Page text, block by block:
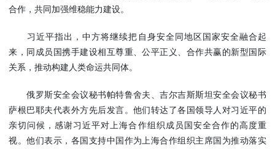
合作，共同加强维稳能力建设。
习近平指出，中方将继续把自身安全同地区国家安全融合起
来，同成员国携手建设相互尊重、公平正义、合作共赢的新型国际
关系，推动构建人类命运共同体。
俄罗斯安全会议秘书帕特鲁舍夫、吉尔吉斯斯坦安全会议秘书
萨根巴耶夫代表外方先后发言。他们转达了各国领导人对习近平的
亲切问候，感谢习近平对上海合作组织成员国安全合作的高度重
视。他们表示，各国支持中国作为上海合作组织主席国为推动落实